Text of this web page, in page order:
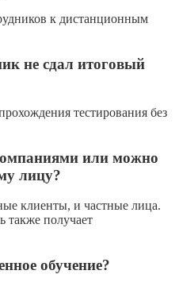
к дистанционным
не сдал итоговый
тестирования без
или можно
лицу?
клиенты, и частные лица.
также получает
обучение?